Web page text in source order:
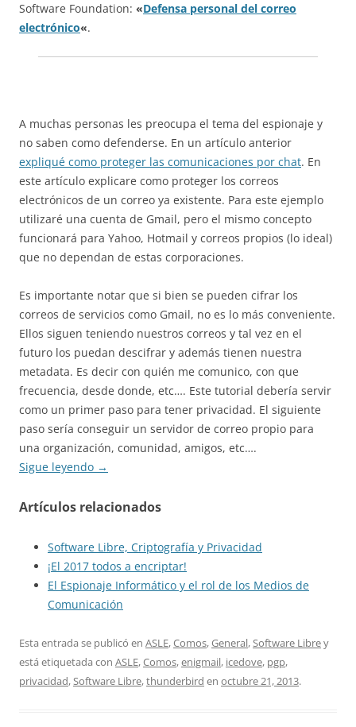
Software Foundation: «Defensa personal del correo
electrónico«.
A muchas personas les preocupa el tema del espionaje y
no saben como defenderse. En un artículo anterior
expliqué como proteger las comunicaciones por chat. En
este artículo explicare como proteger los correos
electrónicos de un correo ya existente. Para este ejemplo
utilizaré una cuenta de Gmail, pero el mismo concepto
funcionará para Yahoo, Hotmail y correos propios (lo ideal)
que no dependan de estas corporaciones.
Es importante notar que si bien se pueden cifrar los
correos de servicios como Gmail, no es lo más conveniente.
Ellos siguen teniendo nuestros correos y tal vez en el
futuro los puedan descifrar y además tienen nuestra
metadata. Es decir con quién me comunico, con que
frecuencia, desde donde, etc…. Este tutorial debería servir
como un primer paso para tener privacidad. El siguiente
paso sería conseguir un servidor de correo propio para
una organización, comunidad, amigos, etc….
Sigue leyendo →
Artículos relacionados
Software Libre, Criptografía y Privacidad
¡El 2017 todos a encriptar!
El Espionaje Informático y el rol de los Medios de
Comunicación
Esta entrada se publicó en ASLE,Comos,General,Software Librey
está etiquetada con ASLE,Comos,enigmail, icedove, pgp,
privacidad,Software Libre,thunderbird en octubre 21, 2013.